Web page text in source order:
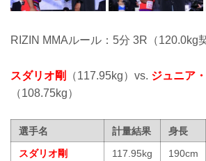
RIZIN MMAルール：5分 3R（120.0kg
スダリオ剛 （117.95kg）vs. ジュニア
（108.75kg）
選手名 計量結果 身長
スダリオ剛
117.95kg 190cm